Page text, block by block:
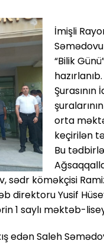
İmişli
“Bilik
orta
keçirilən
Bu
sədr köməkçisi
direktoru Yusif
1 saylı məktəb-
edən Saleh